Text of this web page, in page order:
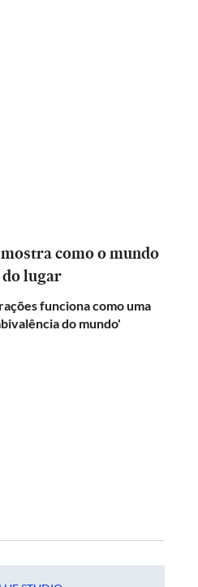
como o mundo
lugar
funciona como uma
do mundo'